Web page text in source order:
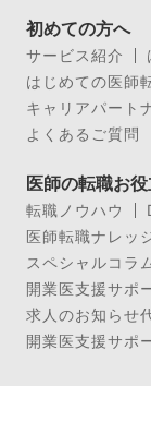
初めての方へ
サービス紹介
はじめての医師
キャリアパート
よくあるご質問
医師の転職お
転職ノウハウ
医師転職ナレッ
スペシャルコラ
開業医支援サポ
求人のお知らせ
開業医支援サポ